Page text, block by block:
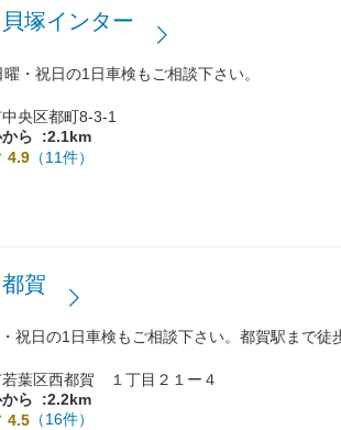
塚インター
・祝日の1日車検もご相談下さい。
央区都町8-3-1
ら
:2.1km
4.9 （11件）
賀
祝日の1日車検もご相談下さい。都賀駅まで徒
葉区西都賀 １丁目２１ー４
ら
:2.2km
4.5 （16件）